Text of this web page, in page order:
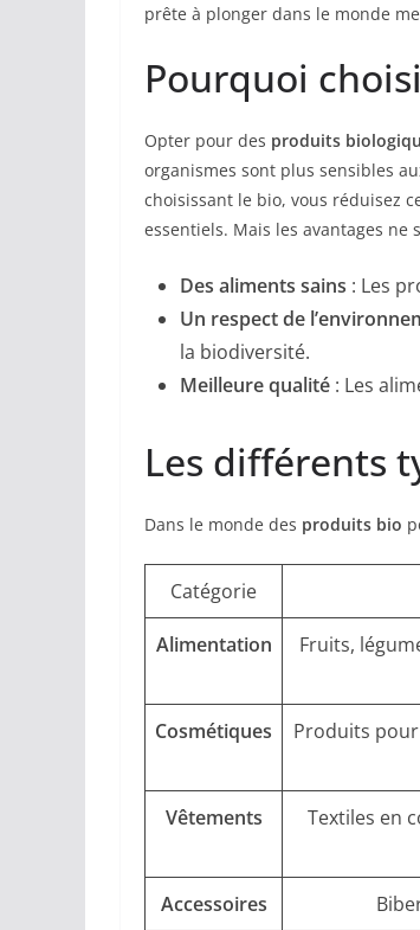
prête à plonger dans le monde
Pourquoi
Opter pour des produits
organismes sont plus sensibles
choisissant le bio, vous réduisez
essentiels. Mais les avantages ne
Des aliments sains : Les
Un respect de
la biodiversité.
Meilleure qualité : Les
Les différents
Dans le monde des produits bio
Catégorie
Alimentation
Fruits,
Cosmétiques
Produits
Vêtements
Textiles en
Accessoires